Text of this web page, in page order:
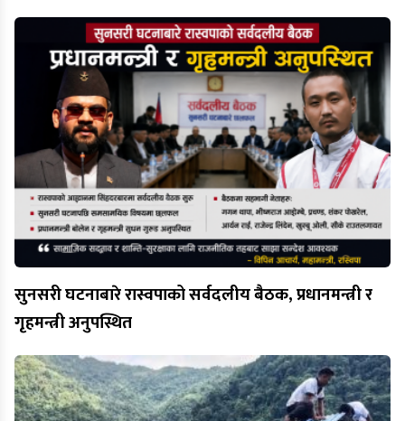
सुनसरी घटनाबारे रास्वपाको सर्वदलीय बैठक, प्रधानमन्त्री र
गृहमन्त्री अनुपस्थित